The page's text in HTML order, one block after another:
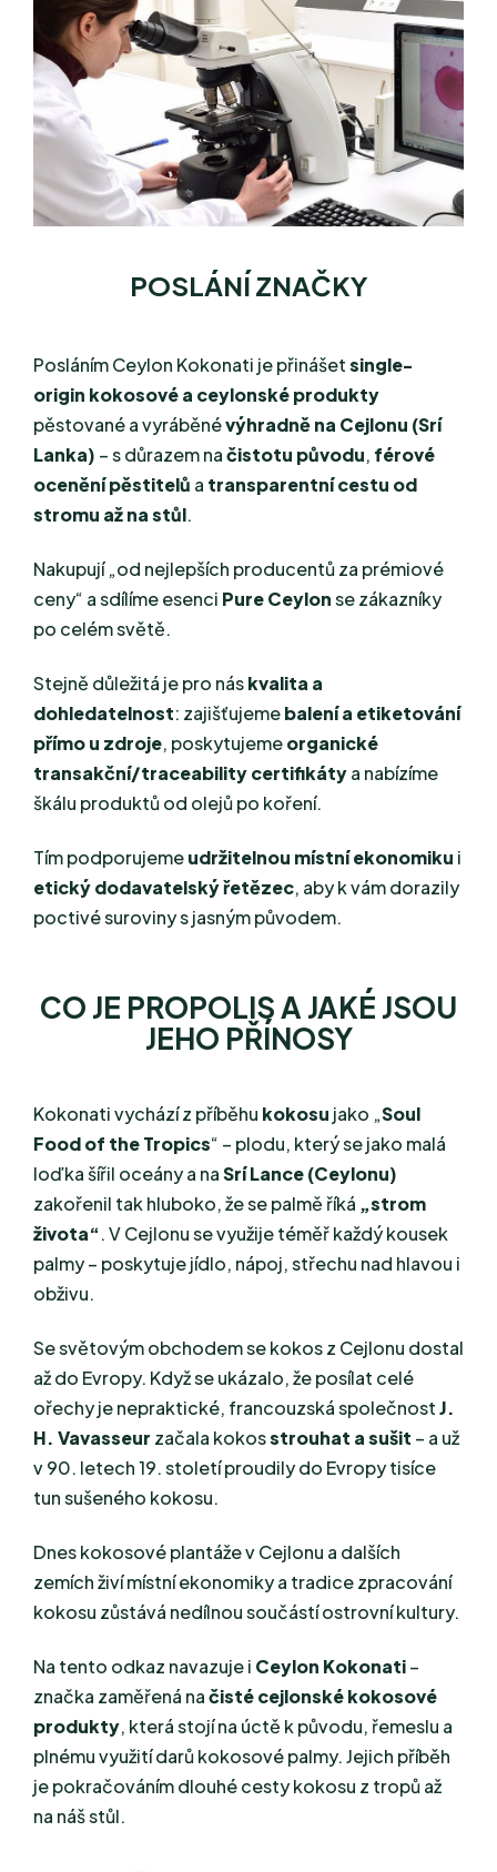
POSLÁNÍ ZNAČKY
Posláním Ceylon Kokonati je přinášetsingle-
origin kokosové a ceylonské produkty
pěstované a vyráběnévýhradně na Cejlonu (Srí
Lanka) – s důrazem načistotu původu, férové
ocenění pěstitelů a transparentní cestu od
stromu až na stůl.
Nakupují „od nejlepších producentů za prémiové
ceny“ a sdílíme esenci Pure Ceylonse zákazníky
po celém světě.
Stejně důležitá je pro náskvalita a
dohledatelnost: zajišťujemebalení a etiketování
přímo u zdroje, poskytujemeorganické
transakční/traceability certifikátya nabízíme
škálu produktů od olejů po koření.
Tím podporujemeudržitelnou místní ekonomiku i
etický dodavatelský řetězec, aby k vám dorazily
poctivé suroviny s jasným původem.
CO JE PROPOLIS A JAKÉ JSOU
JEHO PŘÍNOSY
Kokonati vychází z příběhu kokosu jako „Soul
Food of the Tropics“ – plodu, který se jako malá
loďka šířil oceány a naSrí Lance (Ceylonu)
zakořenil tak hluboko, že se palmě říká „strom
života“. V Cejlonu se využije téměř každý kousek
palmy – poskytuje jídlo, nápoj, střechu nad hlavou i
obživu.
Se světovým obchodem se kokos z Cejlonu dostal
až do Evropy. Když se ukázalo, že posílat celé
ořechy je nepraktické, francouzská společnostJ.
H. Vavasseur začala kokosstrouhat a sušit – a už
v 90. letech 19. století proudily do Evropy tisíce
tun sušeného kokosu.
Dnes kokosové plantáže v Cejlonu a dalších
zemích živí místní ekonomiky a tradice zpracování
kokosu zůstává nedílnou součástí ostrovní kultury.
Na tento odkaz navazuje i Ceylon Kokonati–
značka zaměřená načisté cejlonské kokosové
produkty, která stojí na úctě k původu, řemeslu a
plnému využití darů kokosové palmy. Jejich příběh
je pokračováním dlouhé cesty kokosu z tropů až
na náš stůl.